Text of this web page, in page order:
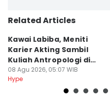
Related Articles
Kawai Labiba, Meniti
Karier Akting Sambil
Kuliah Antropologi di
Jogja
08 Agu 2026, 05:07 WIB
Hype